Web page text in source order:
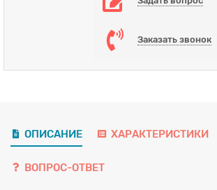
Заказать звонок
ОПИСАНИЕ ХАРАКТЕРИСТИКИ
ВОПРОС-ОТВЕТ